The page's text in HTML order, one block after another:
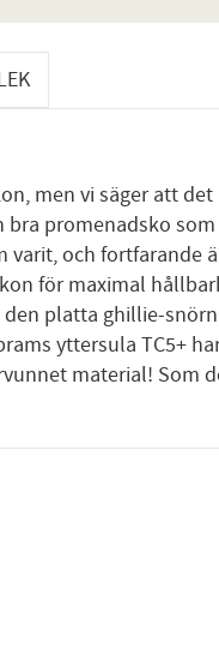
men vi säger att
bra promenadsko
varit, och
för maximal
platta ghillie-
yttersula TC5+
material! Som